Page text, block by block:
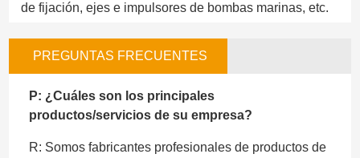
de fijación, ejes e impulsores de bombas marinas, etc.
PREGUNTAS FRECUENTES
P: ¿Cuáles son los principales
productos/servicios de su empresa?
R: Somos fabricantes profesionales de productos de